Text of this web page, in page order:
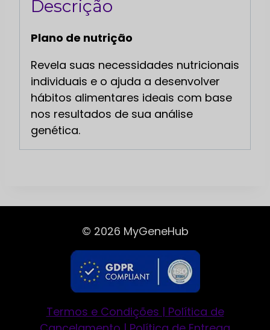
Descrição
Plano de nutrição
Revela suas necessidades nutricionais
individuais e o ajuda a desenvolver
hábitos alimentares ideais com base
nos resultados de sua análise
genética.
© 2026 MyGeneHub
Termos e Condições | Política de